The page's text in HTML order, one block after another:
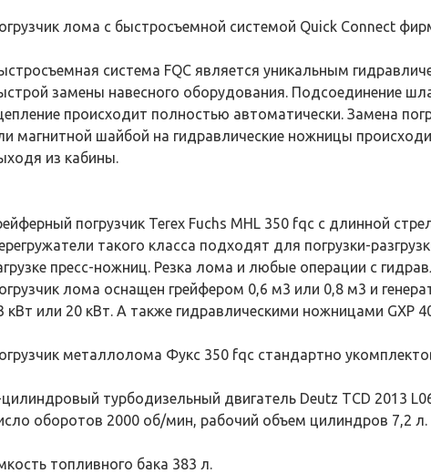
лома с быстросъемной системой Quick Connect
система FQC является уникальным
замены навесного оборудования. Подсоединение
происходит полностью автоматически. Замена
магнитной шайбой на гидравлические ножницы
из кабины.
погрузчик Terex Fuchs MHL 350 fqc с длинной
такого класса подходят для погрузки-
пресс-ножниц. Резка лома и любые операции с
лома оснащен грейфером 0,6 м3 или 0,8 м3 и
кВт или 20 кВт. А также гидравлическими ножницами GXP
металлолома Фукс 350 fqc стандартно
турбодизельный двигатель Deutz TCD 2013
оборотов 2000 об/мин, рабочий объем цилиндров 7,2 л.
топливного бака 383 л.